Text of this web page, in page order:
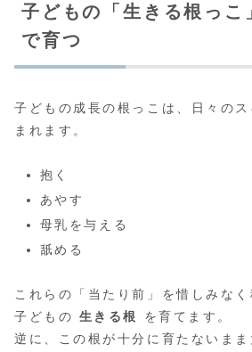
子どもの「生きる根っこ
で育つ
子どもの成長の根っこは、日々の
まれます。
抱く
あやす
母乳を与える
舐める
これらの「当たり前」を惜しみなく
子どもの 生きる根
を育てます。
逆に、この根が十分に育たないま